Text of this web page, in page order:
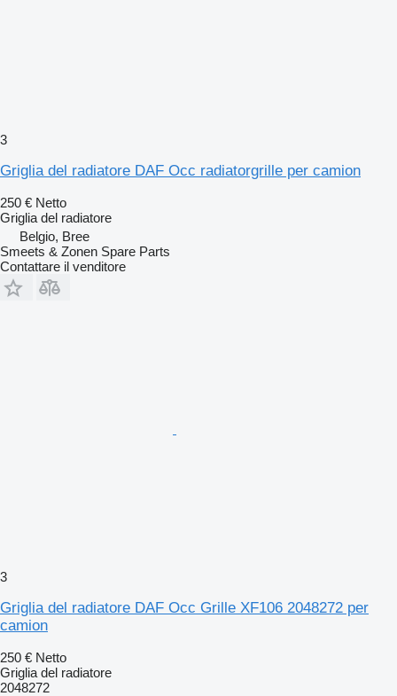
3
Griglia del radiatore DAF Occ radiatorgrille per camion
250 € Netto
Griglia del radiatore
Belgio, Bree
Smeets & Zonen Spare Parts
Contattare il venditore
3
Griglia del radiatore DAF Occ Grille XF106 2048272 per
camion
250 € Netto
Griglia del radiatore
2048272